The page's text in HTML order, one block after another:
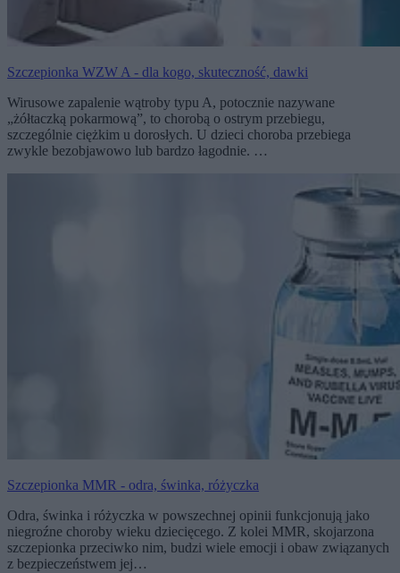
Szczepionka WZW A - dla kogo, skuteczność, dawki
Wirusowe zapalenie wątroby typu A, potocznie nazywane
„żółtaczką pokarmową”, to chorobą o ostrym przebiegu,
szczególnie ciężkim u dorosłych. U dzieci choroba przebiega
zwykle bezobjawowo lub bardzo łagodnie. …
Szczepionka MMR - odra, świnka, różyczka
Odra, świnka i różyczka w powszechnej opinii funkcjonują jako
niegroźne choroby wieku dziecięcego. Z kolei MMR, skojarzona
szczepionka przeciwko nim, budzi wiele emocji i obaw związanych
z bezpieczeństwem jej…